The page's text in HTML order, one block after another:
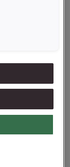
30 g